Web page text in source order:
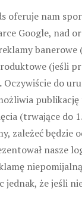
oferuje nam
Google, nad
banerowe
(jeśli
Oczywiście do
(trwające do
zależeć będzie
nasze
jednak, że jeśli